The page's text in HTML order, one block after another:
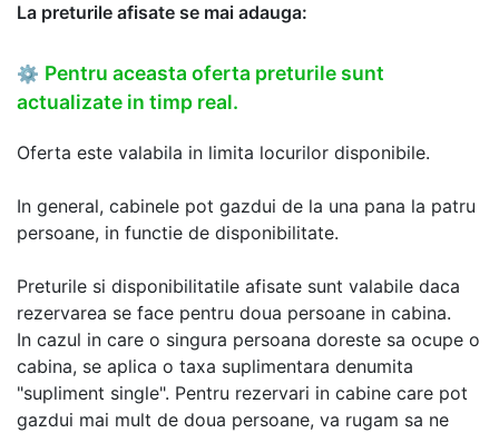
La preturile afisate se mai adauga:
⚙ Pentru aceasta oferta preturile sunt
actualizate in timp real.
Oferta este valabila in limita locurilor disponibile.
In general, cabinele pot gazdui de la una pana la patru
persoane, in functie de disponibilitate.
Preturile si disponibilitatile afisate sunt valabile daca
rezervarea se face pentru doua persoane in cabina.
In cazul in care o singura persoana doreste sa ocupe o
cabina, se aplica o taxa suplimentara denumita
"supliment single". Pentru rezervari in cabine care pot
gazdui mai mult de doua persoane, va rugam sa ne